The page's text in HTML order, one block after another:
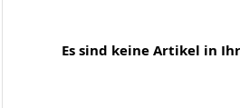
Es sind keine Artikel in